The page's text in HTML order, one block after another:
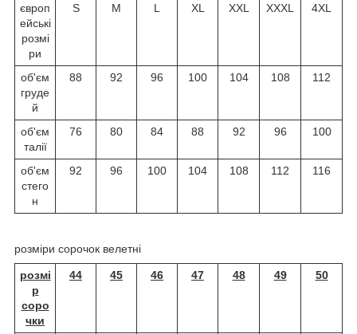
європ
ейські
розмі
ри
S M L XL XXL XXXL 4XL
об'єм
груде
й
88 92 96 100 104 108 112
об'єм
талії
76 80 84 88 92 96 100
об'єм
стего
н
92 96 100 104 108 112 116
розміри сорочок велетні
розмі
р
соро
чки
44 45 46 47 48 49 50